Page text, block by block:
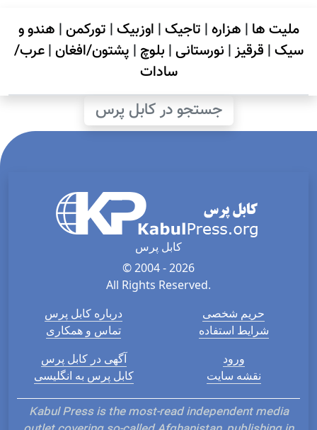
ملیت ها | هزاره| تاجیک| اوزبیک| تورکمن| هندو و
سیک| قرقیز| نورستانی| بلوچ | پشتون/افغان|عرب/
سادات
جستجو در کابل پرس
کابل پرس
© 2004 - 2026
All Rights Reserved.
درباره کابل پرس
تماس و همکاری
حریم شخصی
شرایط استفاده
آگهی در کابل پرس
کابل پرس به انگلیسی
ورود
نقشه سایت
Kabul Press is the most-read independent media